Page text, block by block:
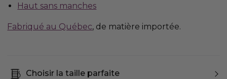
Haut sans manches
Fabriqué au Québec, de matière importée.
Choisir la taille parfaite